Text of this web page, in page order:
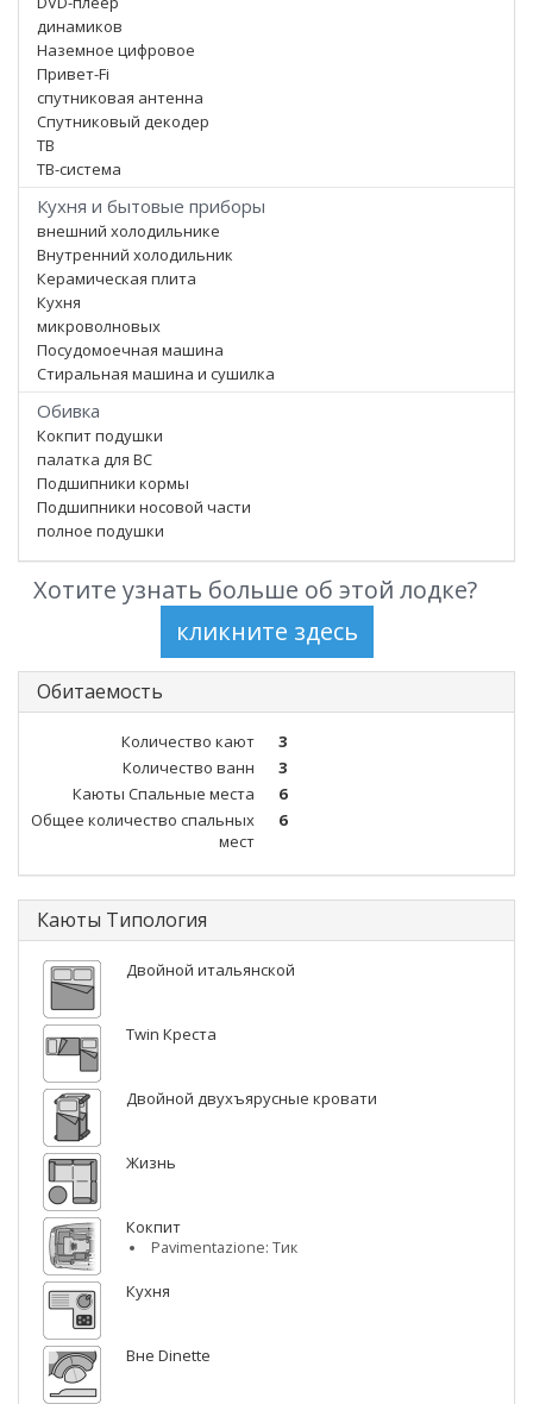
динамиков
Наземное цифровое
Привет-Fi
спутниковая антенна
Спутниковый декодер
ТВ
ТВ-система
Кухня и бытовые приборы
внешний холодильнике
Внутренний холодильник
Керамическая плита
Кухня
микроволновых
Посудомоечная машина
Стиральная машина и сушилка
Обивка
Кокпит подушки
палатка для ВС
Подшипники кормы
Подшипники носовой части
полное подушки
Хотите узнать больше об этой лодке?
Обитаемость
Количество кают
3
Количество ванн
3
Каюты Спальные места
6
Общее количество спальных
мест
6
Каюты Типология
Двойной итальянской
Twin Креста
Двойной двухъярусные кровати
Жизнь
Кокпит
Pavimentazione: Тик
Кухня
Вне Dinette